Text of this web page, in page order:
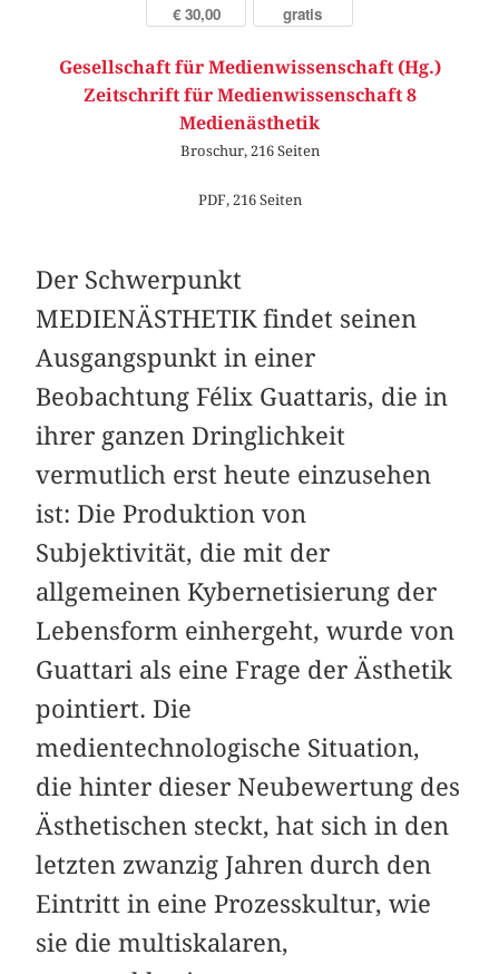
€ 30,00 gratis
Gesellschaft für Medienwissenschaft (Hg.)
Zeitschrift für Medienwissenschaft 8
Medienästhetik
Broschur, 216 Seiten
PDF, 216 Seiten
Der Schwerpunkt
MEDIENÄSTHETIK findet seinen
Ausgangspunkt in einer
Beobachtung Félix Guattaris, die in
ihrer ganzen Dringlichkeit
vermutlich erst heute einzusehen
ist: Die Produktion von
Subjektivität, die mit der
allgemeinen Kybernetisierung der
Lebensform einhergeht, wurde von
Guattari als eine Frage der Ästhetik
pointiert. Die
medientechnologische Situation,
die hinter dieser Neubewertung des
Ästhetischen steckt, hat sich in den
letzten zwanzig Jahren durch den
Eintritt in eine Prozesskultur, wie
sie die multiskalaren,